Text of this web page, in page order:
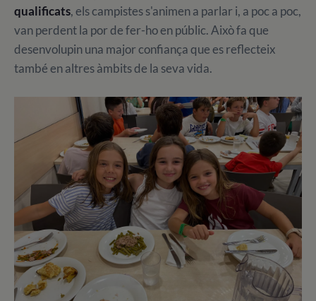
qualificats, els campistes s'animen a parlar i, a poc a poc,
van perdent la por de fer-ho en públic. Això fa que
desenvolupin una major confiança que es reflecteix
també en altres àmbits de la seva vida.